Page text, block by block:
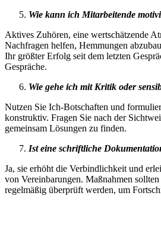
Wie kann ich Mitarbeitende
Aktives Zuhören, eine wertschätzende
Nachfragen helfen, Hemmungen
Ihr größter Erfolg seit dem letzten
Gespräche.
Wie gehe ich mit Kritik oder
Nutzen Sie Ich-Botschaften und
konstruktiv. Fragen Sie nach der
gemeinsam Lösungen zu finden.
Ist eine schriftliche
Ja, sie erhöht die Verbindlichkeit und
von Vereinbarungen. Maßnahmen
regelmäßig überprüft werden, um